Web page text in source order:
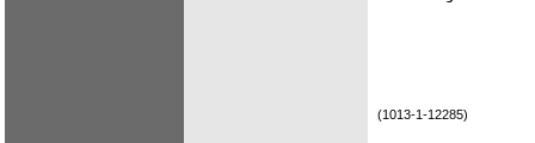
(1013-1-12285)